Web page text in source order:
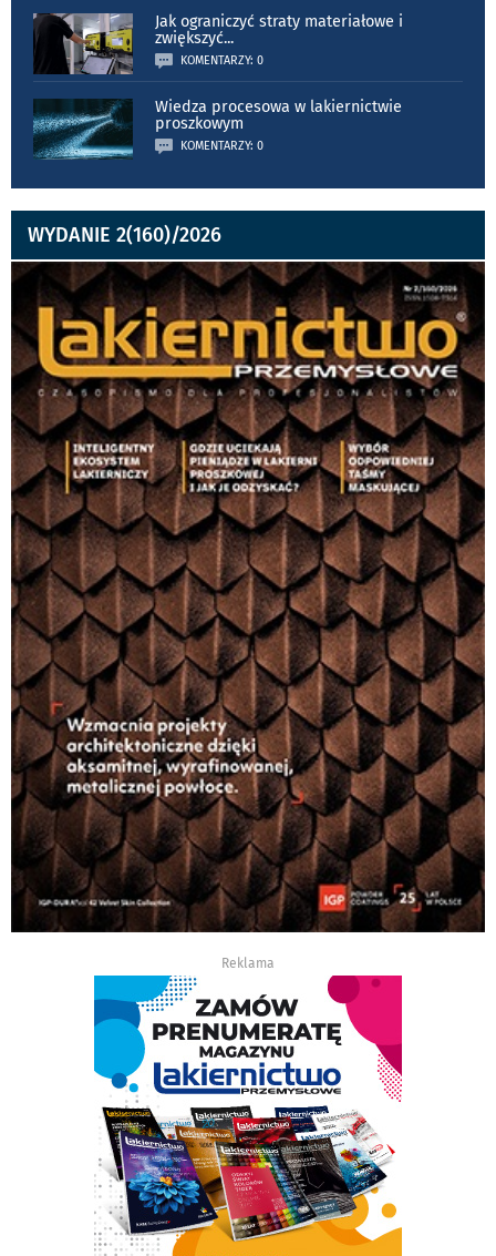
Jak ograniczyć straty materiałowe i
zwiększyć...
KOMENTARZY: 0
Wiedza procesowa w lakiernictwie
proszkowym
KOMENTARZY: 0
WYDANIE 2(160)/2026
Reklama